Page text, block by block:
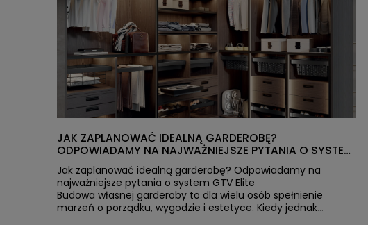
JAK ZAPLANOWAĆ IDEALNĄ GARDEROBĘ?
ODPOWIADAMY NA NAJWAŻNIEJSZE PYTANIA O SYSTEM
GTV ELITE
Jak zaplanować idealną garderobę? Odpowiadamy na
najważniejsze pytania o system GTV Elite
Budowa własnej garderoby to dla wielu osób spełnienie
marzeń o porządku, wygodzie i estetyce. Kiedy jednak